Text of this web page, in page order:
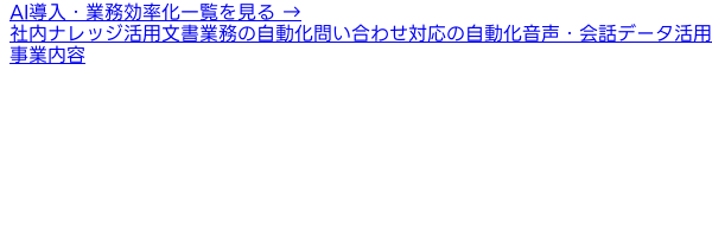
AI導入・業務効率化一覧を見る →
社内ナレッジ活用文書業務の自動化問い合わせ対応の自動化音声・会話データ活用
事業内容